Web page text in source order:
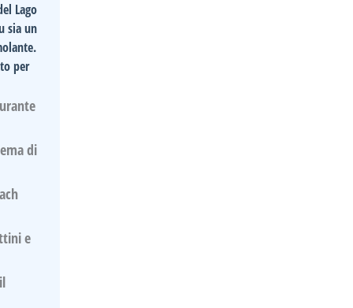
Lago
sia un
per
di
e